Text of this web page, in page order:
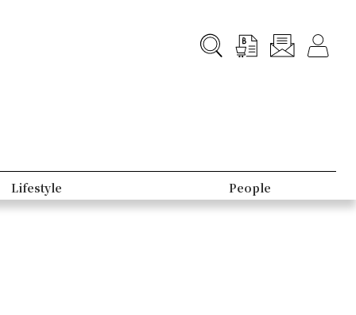
Lifestyle People